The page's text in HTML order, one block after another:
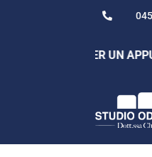

670 4313 PER UN